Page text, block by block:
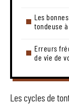
Les
tondeuse
Erreurs
de vie de
Les cycles de